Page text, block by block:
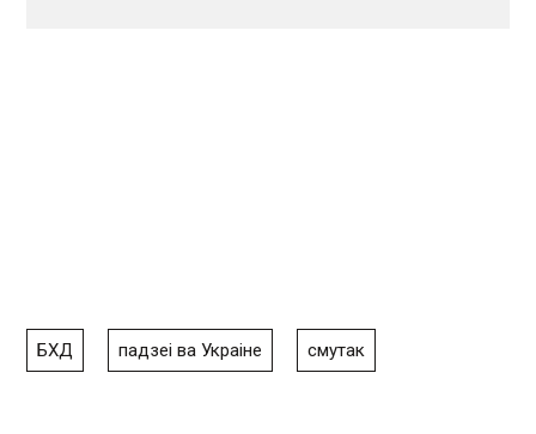
БХД падзеі ва Украіне смутак